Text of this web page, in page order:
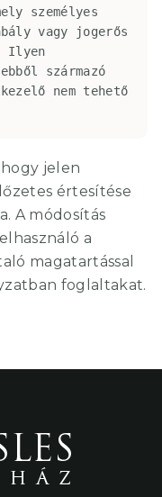
személyes
vagy jogerős
Ilyen
származó
nem tehető
jelen
értesítése
A módosítás
a
magatartással
foglaltakat.